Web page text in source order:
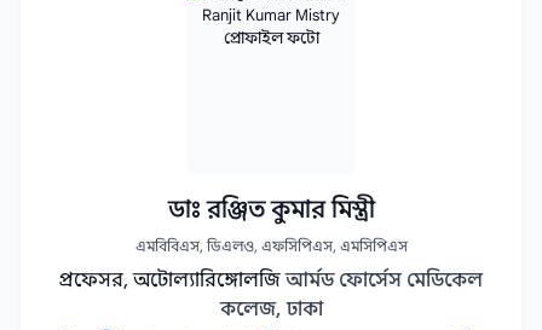
ডাঃ রঞ্জিত কুমার মিস্ত্রী
এমবিবিএস, ডিএলও, এফসিপিএস, এমসিপিএস
প্রফেসর, অটোল্যারিঙ্গোলজি আর্মড ফোর্সেস মেডিকেল
কলেজ, ঢাকা